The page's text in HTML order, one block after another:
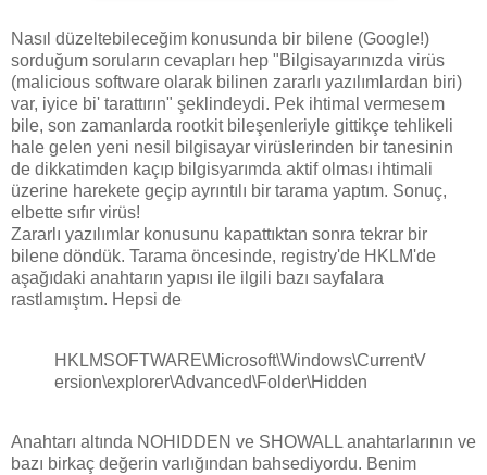
Nasıl düzeltebileceğim konusunda bir bilene (Google!)
sorduğum soruların cevapları hep "Bilgisayarınızda virüs
(malicious software olarak bilinen zararlı yazılımlardan biri)
var, iyice bi' tarattırın" şeklindeydi. Pek ihtimal vermesem
bile, son zamanlarda rootkit bileşenleriyle gittikçe tehlikeli
hale gelen yeni nesil bilgisayar virüslerinden bir tanesinin
de dikkatimden kaçıp bilgisyarımda aktif olması ihtimali
üzerine harekete geçip ayrıntılı bir tarama yaptım. Sonuç,
elbette sıfır virüs!
Zararlı yazılımlar konusunu kapattıktan sonra tekrar bir
bilene döndük. Tarama öncesinde, registry'de HKLM'de
aşağıdaki anahtarın yapısı ile ilgili bazı sayfalara
rastlamıştım. Hepsi de
HKLMSOFTWARE\Microsoft\Windows\CurrentV
ersion\explorer\Advanced\Folder\Hidden
Anahtarı altında NOHIDDEN ve SHOWALL anahtarlarının ve
bazı birkaç değerin varlığından bahsediyordu. Benim